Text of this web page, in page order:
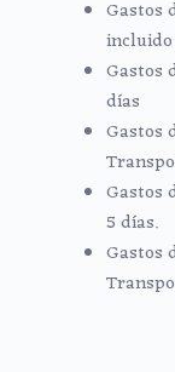
Gastos
Gastos
días
Gastos
Gastos
5 días.
Gastos